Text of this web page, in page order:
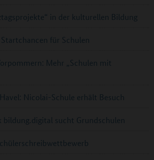
in der kulturellen Bildung
für Schulen
Mehr „Schulen mit
Nicolai-Schule erhält Besuch
bildung.digital sucht Grundschulen